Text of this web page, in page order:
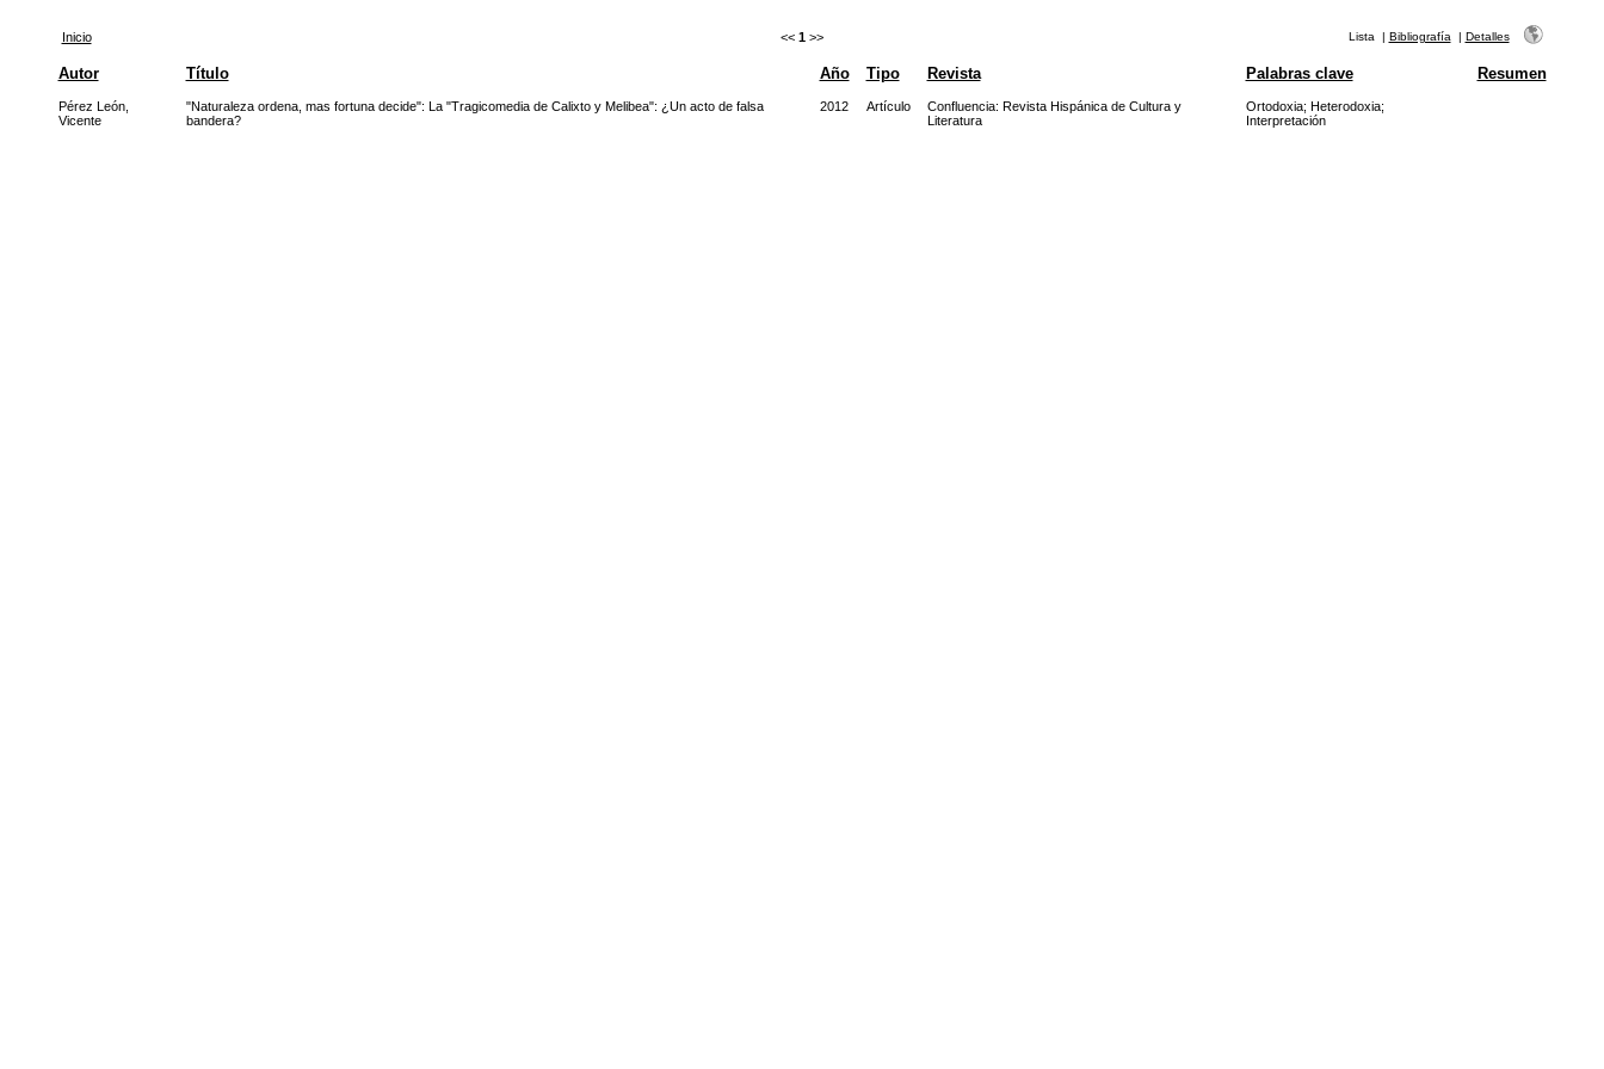
Inicio << 1 >> Lista | Bibliografía | Detalles
Autor Título Año Tipo Revista Palabras clave Resumen
Pérez León,
Vicente
"Naturaleza ordena, mas fortuna decide": La "Tragicomedia de Calixto y Melibea": ¿Un acto de falsa
bandera?
2012 Artículo
Confluencia: Revista Hispánica de Cultura y
Literatura
Ortodoxia; Heterodoxia;
Interpretación